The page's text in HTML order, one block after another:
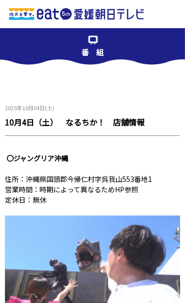
番 組
2025年10月04日(土)
10月4日（土） なるちか！ 店舗情報
〇ジャングリア沖縄
住所：沖縄県国頭郡今帰仁村字呉我山553番地1
営業時間：時期によって異なるためHP参照
定休日：無休